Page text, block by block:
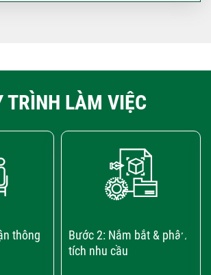
TRÌNH LÀM VIỆC
thông
Bước 2: Nắm bắt & phân
tích nhu cầu
›